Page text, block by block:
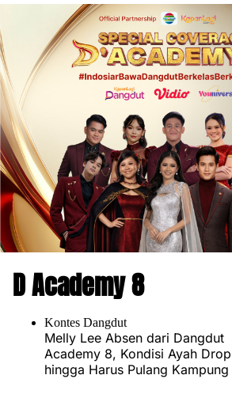
D Academy 8
Kontes Dangdut
Melly Lee Absen dari Dangdut
Academy 8, Kondisi Ayah Drop
hingga Harus Pulang Kampung